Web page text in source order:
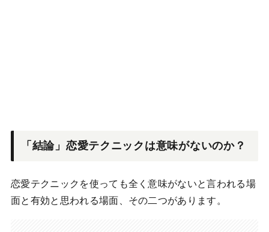
「結論」恋愛テクニックは意味がないのか？
恋愛テクニックを使っても全く意味がないと言われる場
面と有効と思われる場面、その二つがあります。